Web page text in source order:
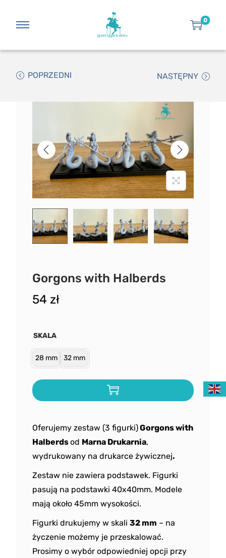
0
POPRZEDNI NASTĘPNY
Gorgons with Halberds
54 zł
Oferujemy zestaw (3 figurki)Gorgons with
Halberdsod Marna Drukarnia,
wydrukowany na drukarce żywicznej.
Zestaw nie zawiera podstawek. Figurki
pasują na podstawki 40x40mm. Modele
mają około 45mm wysokości.
Figurki drukujemy w skali 32 mm – na
życzenie możemy je przeskalować.
Prosimy o wybór odpowiedniej opcji przy
SKALA
28 mm 32 mm